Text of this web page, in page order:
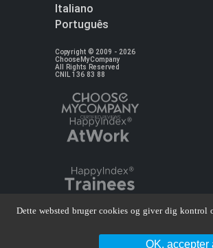
Italiano
Português
Copyright © 2009 - 2026
ChooseMyCompany
All Rights Reserved
CNIL 136 83 88
Dette websted bruger cookies og giver dig kontrol
OK, accepter